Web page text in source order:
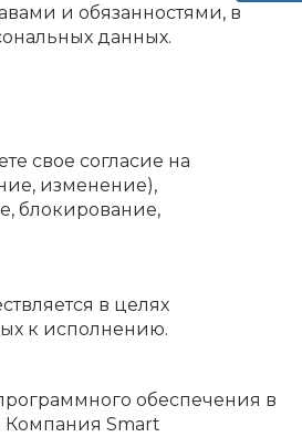
и обязанностями, в
данных.
свое согласие на
изменение),
блокирование,
в целях
к исполнению.
обеспечения в
Компания Smart